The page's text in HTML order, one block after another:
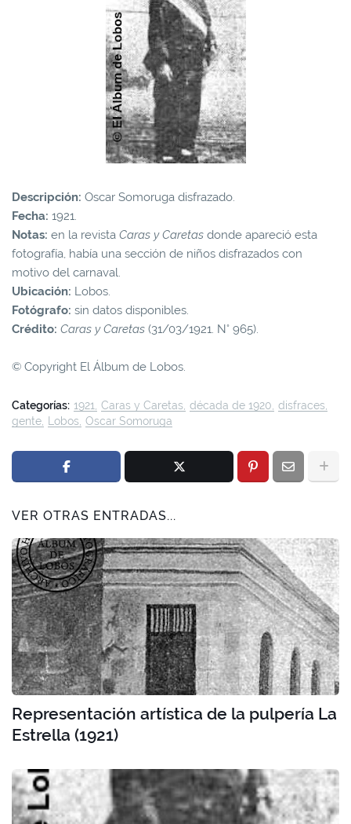
Descripción: Oscar Somoruga disfrazado.
Fecha: 1921.
Notas: en la revista Caras y Caretas donde apareció esta
fotografía, había una sección de niños disfrazados con
motivo del carnaval.
Ubicación: Lobos.
Fotógrafo: sin datos disponibles.
Crédito: Caras y Caretas (31/03/1921. N° 965).
© Copyright El Álbum de Lobos.
Categorías: 1921 Caras y Caretas década de 1920 disfraces
gente
Lobos Oscar Somoruga
VER OTRAS ENTRADAS...
Representación artística de la pulpería La
Estrella (1921)